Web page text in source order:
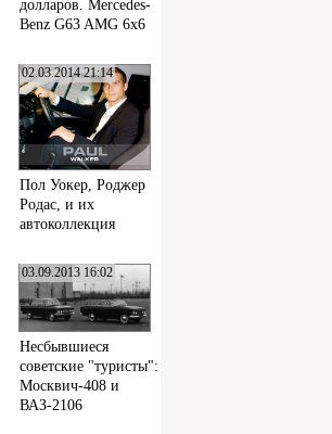
долларов. Mercedes-
Benz G63 AMG 6x6
02.03.2014 21:14
Пол Уокер, Роджер
Родас, и их
автоколлекция
03.09.2013 16:02
Несбывшиеся
советские "туристы":
Москвич-408 и
ВАЗ-2106